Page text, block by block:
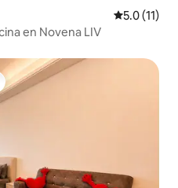
Calificación
5.0 (11)
en Novena LIV